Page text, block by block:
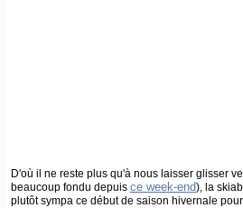
D'où il ne reste plus qu'à nous laisser glisser
beaucoup fondu depuis ce week-end), la
plutôt sympa ce début de saison hivernale